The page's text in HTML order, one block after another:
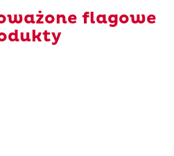
flagowe